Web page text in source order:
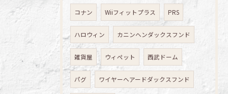
コナン Wiiフィットプラス PRS
ハロウィン カニンヘンダックスフンド
雑貨屋 ウィペット 西武ドーム
パグ ワイヤーヘアードダックスフンド